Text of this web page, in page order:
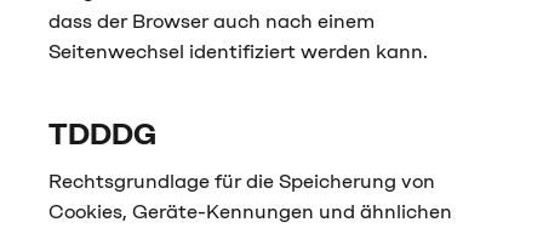
dass der Browser auch nach einem
Seitenwechsel identifiziert werden kann.
TDDDG
Rechtsgrundlage für die Speicherung von
Cookies, Geräte-Kennungen und ähnlichen